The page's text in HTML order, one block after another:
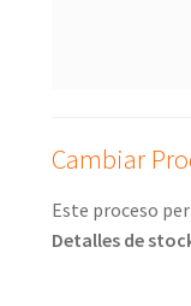
Cambiar
Este proceso
Detalles de